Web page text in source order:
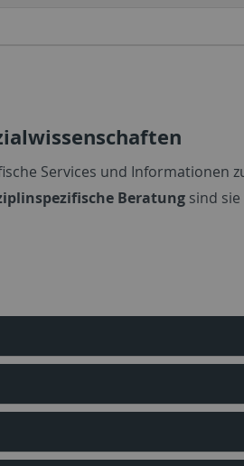
Services und Informationen
Beratung sind sie